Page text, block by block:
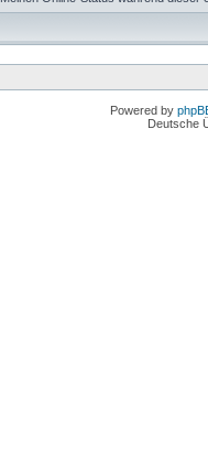
Powered by
Deutsche